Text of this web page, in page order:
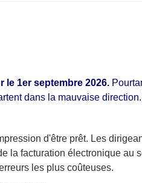
le 1er septembre 2026.
dans la mauvaise
d'être prêt. Les
la facturation électronique
les plus coûteuses.